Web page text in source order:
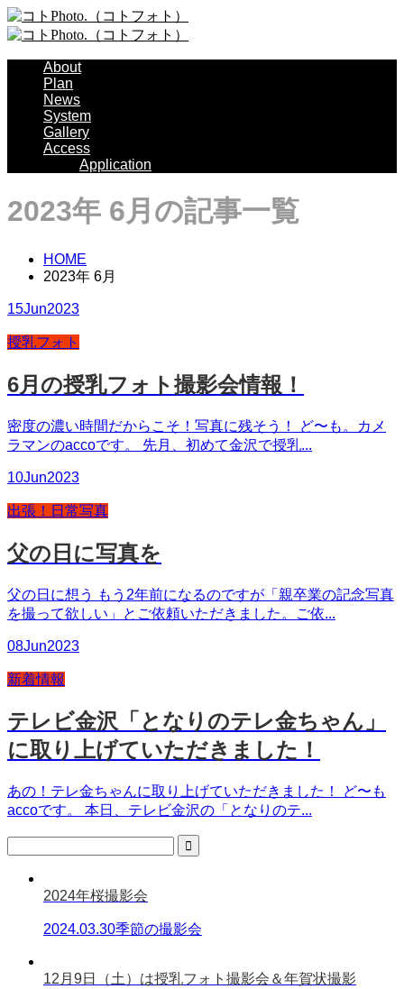
About
Plan
News
System
Gallery
Access
Application
2023年 6月の記事一覧
HOME
2023年 6月
15Jun2023
授乳フォト
6月の授乳フォト撮影会情報！
密度の濃い時間だからこそ！写真に残そう！ ど〜も。カメ
ラマンのaccoです。 先月、初めて金沢で授乳...
10Jun2023
出張！日常写真
父の日に写真を
父の日に想う もう2年前になるのですが「親卒業の記念写真
を撮って欲しい」とご依頼いただきました。ご依...
08Jun2023
新着情報
テレビ金沢「となりのテレ金ちゃん」
に取り上げていただきました！
あの！テレ金ちゃんに取り上げていただきました！ ど〜も
accoです。 本日、テレビ金沢の「となりのテ...
2024年桜撮影会
2024.03.30季節の撮影会
12月9日（土）は授乳フォト撮影会＆年賀状撮影